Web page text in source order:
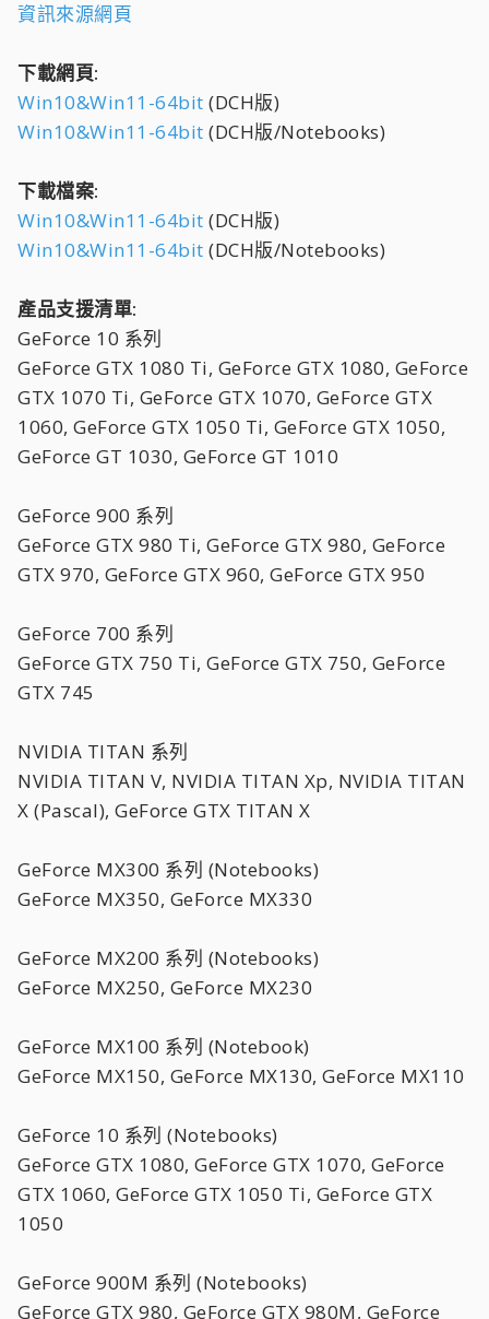
資訊來源網頁
下載網頁:
Win10&Win11-64bit (DCH版)
Win10&Win11-64bit (DCH版/Notebooks)
下載檔案:
Win10&Win11-64bit (DCH版)
Win10&Win11-64bit (DCH版/Notebooks)
產品支援清單:
GeForce 10 系列
GeForce GTX 1080 Ti, GeForce GTX 1080, GeForce
GTX 1070 Ti, GeForce GTX 1070, GeForce GTX
1060, GeForce GTX 1050 Ti, GeForce GTX 1050,
GeForce GT 1030, GeForce GT 1010
GeForce 900 系列
GeForce GTX 980 Ti, GeForce GTX 980, GeForce
GTX 970, GeForce GTX 960, GeForce GTX 950
GeForce 700 系列
GeForce GTX 750 Ti, GeForce GTX 750, GeForce
GTX 745
NVIDIA TITAN 系列
NVIDIA TITAN V, NVIDIA TITAN Xp, NVIDIA TITAN
X (Pascal), GeForce GTX TITAN X
GeForce MX300 系列 (Notebooks)
GeForce MX350, GeForce MX330
GeForce MX200 系列 (Notebooks)
GeForce MX250, GeForce MX230
GeForce MX100 系列 (Notebook)
GeForce MX150, GeForce MX130, GeForce MX110
GeForce 10 系列 (Notebooks)
GeForce GTX 1080, GeForce GTX 1070, GeForce
GTX 1060, GeForce GTX 1050 Ti, GeForce GTX
1050
GeForce 900M 系列 (Notebooks)
GeForce GTX 980, GeForce GTX 980M, GeForce